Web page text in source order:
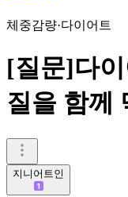
체중감량·다이어트
[질문]다
질을 함께
지니어트인